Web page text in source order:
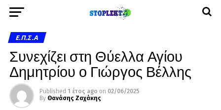
Ε.Π.Σ.Α
Συνεχίζει στη Θύελλα Αγίου
Δημητρίου ο Γιώργος Βέλλης
Published 1 έτος ago on 02/06/2025
By Θανάσης Ζαχάκης